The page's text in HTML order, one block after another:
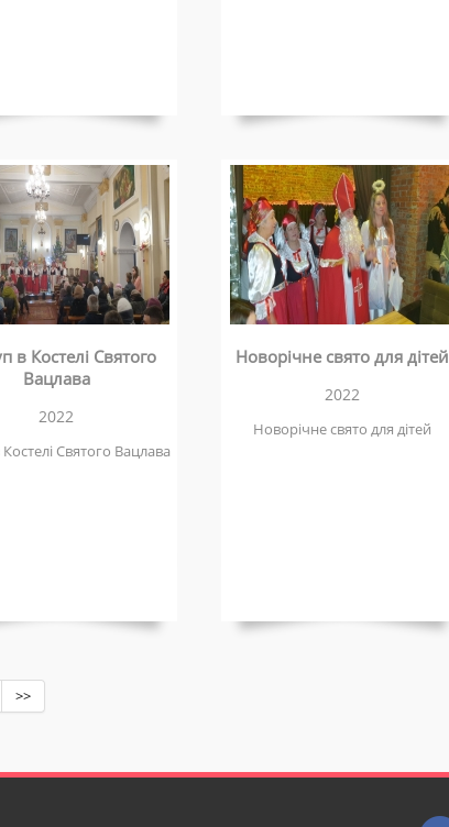
в Костелі Святого
Вацлава
2022
Святого Вацлава
Новорічне свято для дітей
2022
Новорічне свято для дітей
>>